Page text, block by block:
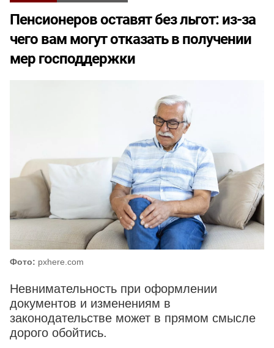
Пенсионеров оставят без льгот: из-за
чего вам могут отказать в получении
мер господдержки
Фото: pxhere.com
Невнимательность при оформлении
документов и изменениям в
законодательстве может в прямом смысле
дорого обойтись.